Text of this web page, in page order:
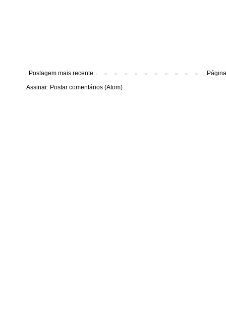
Postagem mais recente
Assinar: Postar comentários (Atom)